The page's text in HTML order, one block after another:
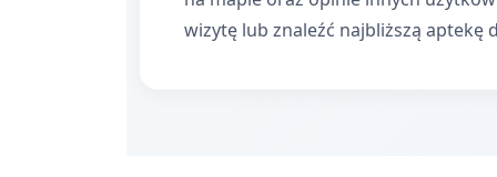
wizytę lub znaleźć najbliższą aptekę